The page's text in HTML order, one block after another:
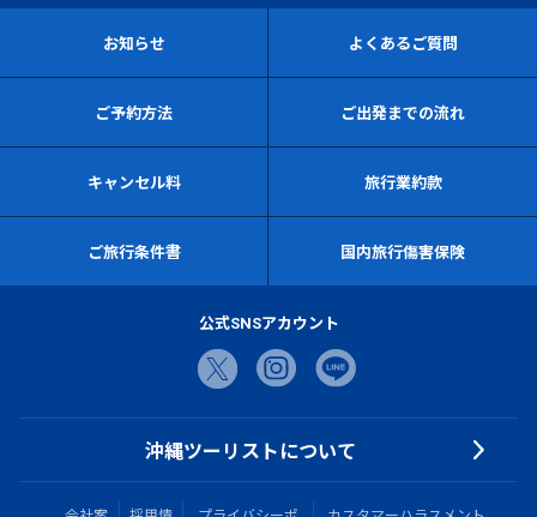
お知らせ よくあるご質問
ご予約方法 ご出発までの流れ
キャンセル料 旅行業約款
ご旅行条件書 国内旅行傷害保険
公式SNSアカウント
沖縄ツーリストについて